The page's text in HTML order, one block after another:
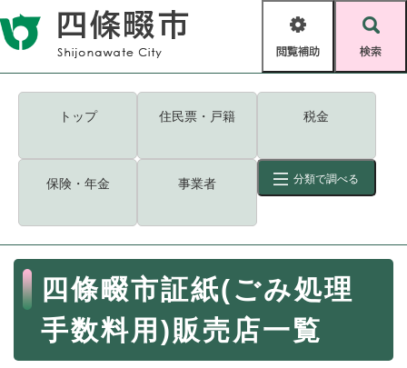
ー
ジ
メニューを飛ばして本文へ
閲
Foreign language
読み上げ・ふりがな
文字サイズ 拡大 背景色変更 白 黒 青
キーワード 検索
検索
トップ 住民票・戸籍 税金
保険・年金 事業者 分類で調べる
くらし・手続き
ら
本
文
四條畷市証紙(ごみ処理
手数料用)販売店一覧